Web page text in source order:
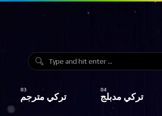
تركي مترجم تركي مدبلج